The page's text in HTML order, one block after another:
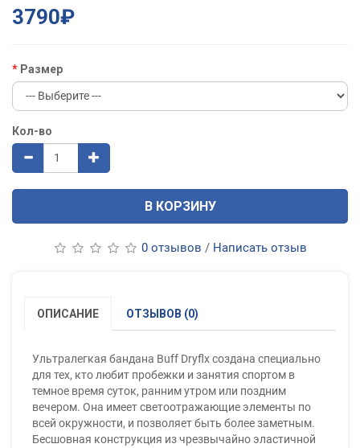
3790₽
Размер
Кол-во
В КОРЗИНУ
0 отзывов / Написать отзыв
ОПИСАНИЕ ОТЗЫВОВ (0)
Ультралегкая бандана Buff Dryflx создана специально
для тех, кто любит пробежки и занятия спортом в
темное время суток, ранним утром или поздним
вечером. Она имеет светоотражающие элементы по
всей окружности, и позволяет быть более заметным.
Бесшовная конструкция из чрезвычайно эластичной